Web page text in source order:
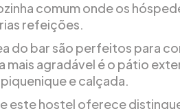
comum onde os
refeições.
do bar são perfeitos para
mais agradável é o pátio
e calçada.
este hostel oferece